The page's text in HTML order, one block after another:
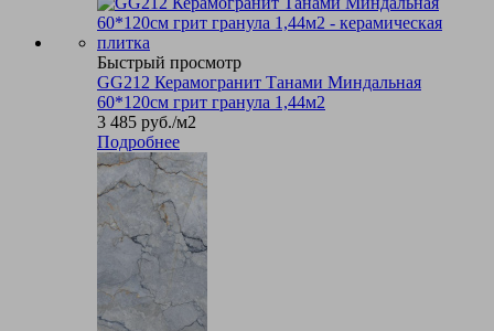
Быстрый просмотр
GG212 Керамогранит Танами Миндальная
60*120см грит гранула 1,44м2
3 485 руб./м2
Подробнее